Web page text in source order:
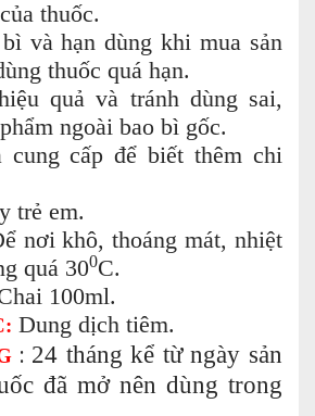
thuốc.
và hạn dùng khi mua sản
thuốc quá hạn.
quả và tránh dùng sai,
ngoài bao bì gốc.
cung cấp để biết thêm chi
trẻ em.
nơi khô, thoáng mát, nhiệt
quá 300C.
100ml.
Dung dịch tiêm.
: 24 tháng kể từ ngày sản
đã mở nên dùng trong